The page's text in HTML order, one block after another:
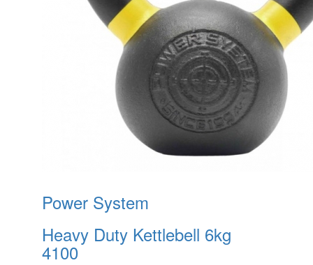
Power System
Heavy Duty Kettlebell 6kg
4100